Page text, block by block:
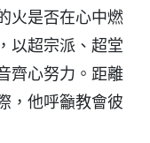
火是否在心中燃
以超宗派、超堂
齊心努力。距離
，他呼籲教會彼